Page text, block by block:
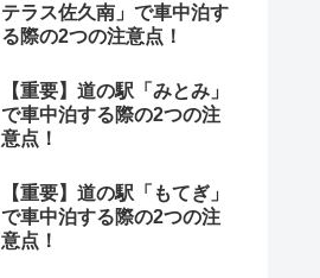
テラス佐久南」で車中泊す
る際の2つの注意点！
【重要】道の駅「みとみ」
で車中泊する際の2つの注
意点！
【重要】道の駅「もてぎ」
で車中泊する際の2つの注
意点！